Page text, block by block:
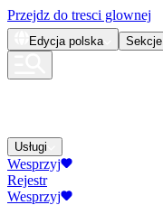
Przejdz do tresci glownej
Edycja polska Sekcje
Usługi
Wesprzyj
Rejestr
Wesprzyj